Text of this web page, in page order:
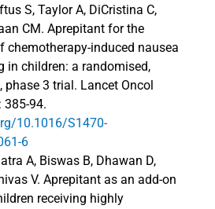
S, Taylor A, DiCristina C,
CM. Aprepitant for the
chemotherapy-induced nausea
in children: a randomised,
phase 3 trial. Lancet Oncol
385-94.
10.1016/S1470-
6
A, Biswas B, Dhawan D,
V. Aprepitant as an add-on
receiving highly